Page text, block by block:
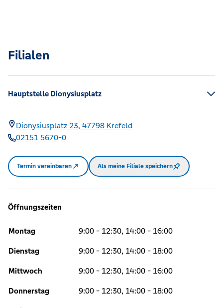
Filialen
Hauptstelle Dionysiusplatz
Dionysiusplatz 23, 47798 Krefeld
02151 5670-0
Termin vereinbaren Als meine Filiale speichern
Öffnungszeiten
Montag 9:00 - 12:30, 14:00 - 16:00
Dienstag 9:00 - 12:30, 14:00 - 18:00
Mittwoch 9:00 - 12:30, 14:00 - 16:00
Donnerstag 9:00 - 12:30, 14:00 - 18:00